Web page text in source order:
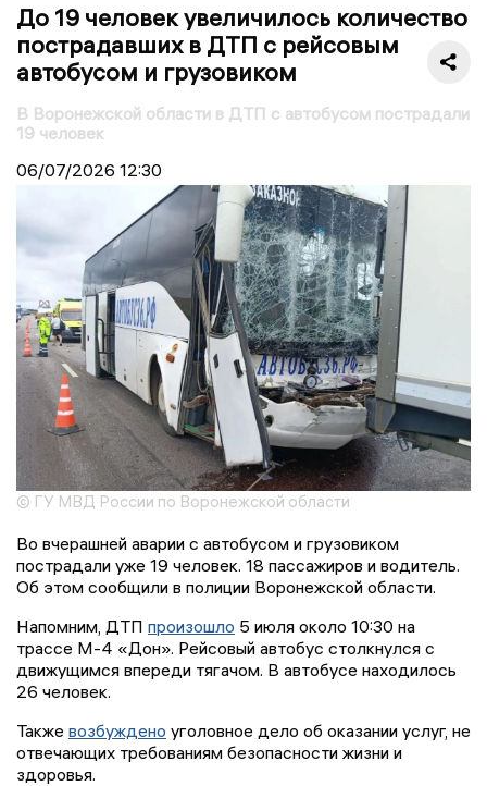
До 19 человек увеличилось количество
пострадавших в ДТП с рейсовым
автобусом и грузовиком
В Воронежской области в ДТП с автобусом пострадали
19 человек
06/07/2026 12:30
© ГУ МВД России по Воронежской области
Во вчерашней аварии с автобусом и грузовиком
пострадали уже 19 человек. 18 пассажиров и водитель.
Об этом сообщили в полиции Воронежской области.
Напомним, ДТП произошло 5 июля около 10:30 на
трассе М-4 «Дон». Рейсовый автобус столкнулся с
движущимся впереди тягачом. В автобусе находилось
26 человек.
Также возбуждено уголовное дело об оказании услуг, не
отвечающих требованиям безопасности жизни и
здоровья.